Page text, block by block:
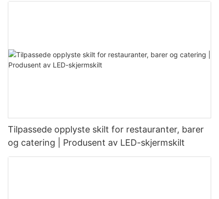
Tilpassede opplyste skilt for restauranter, barer
og catering | Produsent av LED-skjermskilt